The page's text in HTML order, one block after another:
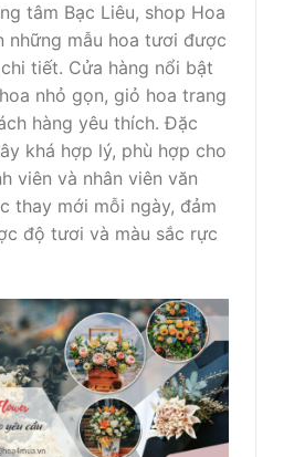
tâm Bạc Liêu, shop Hoa
những mẫu hoa tươi được
tiết. Cửa hàng nổi bật
nhỏ gọn, giỏ hoa trang
hàng yêu thích. Đặc
khá hợp lý, phù hợp cho
viên và nhân viên văn
thay mới mỗi ngày, đảm
độ tươi và màu sắc rực